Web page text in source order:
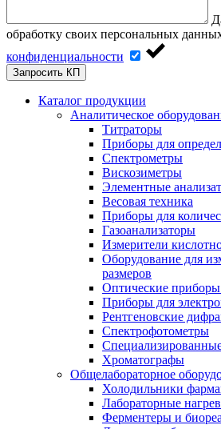
обработку своих персональных
конфиденциальности
Запросить КП
Каталог продукции
Аналитическое
Титраторы
Приборы для
Спектрометры
Вискозиметры
Элементные
Весовая техника
Приборы для
Газоанализаторы
Измерители
Оборудование для
размеров
Оптические приборы
Приборы для
Рентгеновские
Спектрофотометры
Хроматографы
Общелабораторное
Холодильники
Лабораторные
Ферментеры и